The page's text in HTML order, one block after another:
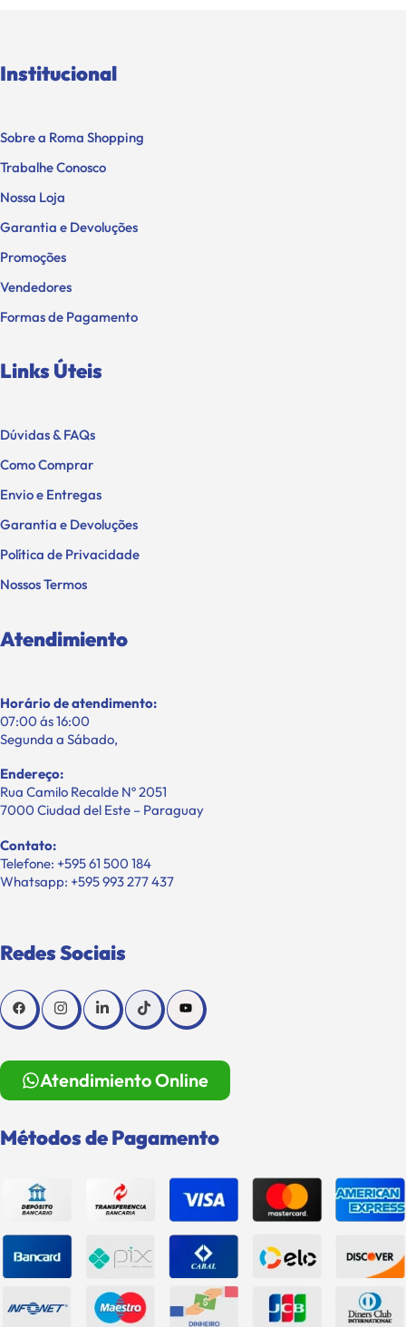
Institucional
Sobre a Roma Shopping
Trabalhe Conosco
Nossa Loja
Garantia e Devoluções
Promoções
Vendedores
Formas de Pagamento
Links Úteis
Dúvidas & FAQs
Como Comprar
Envio e Entregas
Garantia e Devoluções
Política de Privacidade
Nossos Termos
Atendimiento
Horário de atendimento:
07:00 ás 16:00
Segunda a Sábado,
Endereço:
Rua Camilo Recalde Nº 2051
7000 Ciudad del Este – Paraguay
Contato:
Telefone: +595 61 500 184
Whatsapp: +595 993 277 437
Redes Sociais
Atendimiento Online
Métodos de Pagamento